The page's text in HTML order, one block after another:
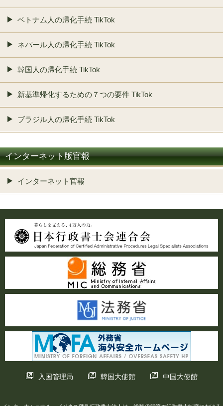
ベトナム人の帰化手続 TikTok
ネパール人の帰化手続 TikTok
韓国人の帰化手続 TikTok
新基準帰化するための７つの要件 TikTok
ブラジル人の帰化手続 TikTok
インターネット版官報
インターネット官報
入国管理局 韓国大使館 中国大使館